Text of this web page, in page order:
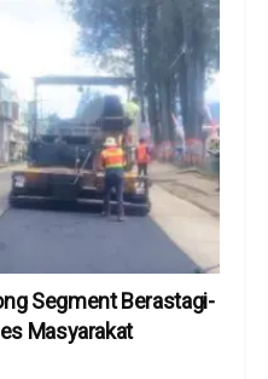
Segment Berastagi-
Masyarakat